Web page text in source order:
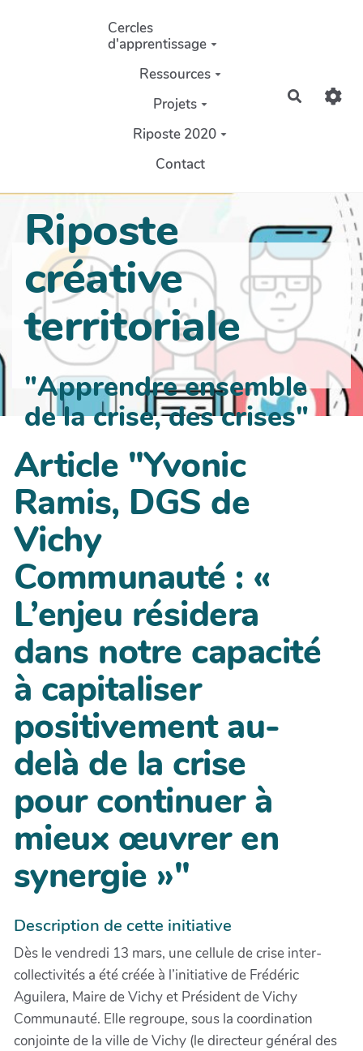
Aller au contenu principal
Cercles
d'apprentissage
Ressources
Projets
Riposte 2020
Contact
Riposte
créative
territoriale
"Apprendre ensemble
de la crise, des crises"
Article "Yvonic
Ramis, DGS de
Vichy
Communauté : «
L’enjeu résidera
dans notre capacité
à capitaliser
positivement au-
delà de la crise
pour continuer à
mieux œuvrer en
synergie »"
Description de cette initiative
Dès le vendredi 13 mars, une cellule de crise inter-
collectivités a été créée à l’initiative de Frédéric
Aguilera, Maire de Vichy et Président de Vichy
Communauté. Elle regroupe, sous la coordination
conjointe de la ville de Vichy (le directeur général des